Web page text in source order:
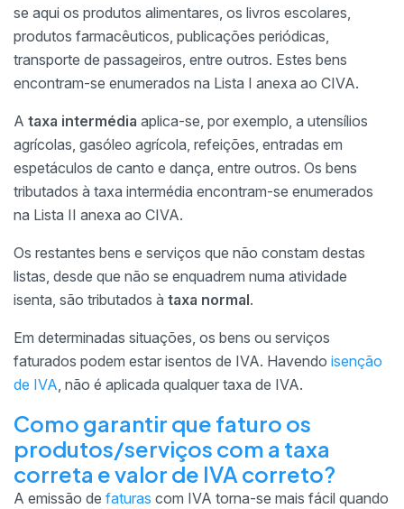
se aqui os produtos alimentares, os livros escolares,
produtos farmacêuticos, publicações periódicas,
transporte de passageiros, entre outros. Estes bens
encontram-se enumerados na Lista I anexa ao CIVA.
A taxa intermédia aplica-se, por exemplo, a utensílios
agrícolas, gasóleo agrícola, refeições, entradas em
espetáculos de canto e dança, entre outros. Os bens
tributados à taxa intermédia encontram-se enumerados
na Lista II anexa ao CIVA.
Os restantes bens e serviços que não constam destas
listas, desde que não se enquadrem numa atividade
isenta, são tributados à taxa normal.
Em determinadas situações, os bens ou serviços
faturados podem estar isentos de IVA. Havendo isenção
de IVA, não é aplicada qualquer taxa de IVA.
Como garantir que faturo os
produtos/serviços com a taxa
correta e valor de IVA correto?
A emissão de faturas com IVA torna-se mais fácil quando